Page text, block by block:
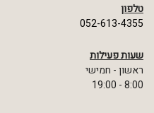
טלפון
052-613-4355
שעות פעילות
ראשון - חמישי
8:00 - 19:00